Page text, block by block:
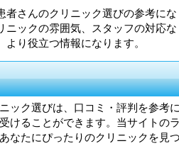
者さんのクリニック選びの参考にな
ニックの雰囲気、スタッフの対応な
り役立つ情報になります。
ック選びは、口コミ・評判を参考
けることができます。当サイトの
なたにぴったりのクリニックを見